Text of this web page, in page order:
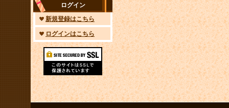
ログイン
新規登録はこちら
ログインはこちら